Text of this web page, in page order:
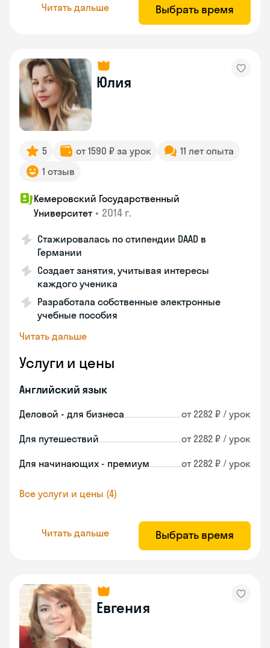
Читать дальше Выбрать время
Юлия
5 от 1590 ₽ за урок
11 лет опыта
1 отзыв
Кемеровский Государственный
Университет • 2014 г.
Стажировалась по стипендии DAAD в
Германии
Создает занятия, учитывая интересы
каждого ученика
Разработала собственные электронные
учебные пособия
Читать дальше
Услуги и цены
Английский язык
Деловой - для бизнеса от 2282 ₽ / урок
Для путешествий от 2282 ₽ / урок
Для начинающих - премиум от 2282 ₽ / урок
Все услуги и цены (4)
Читать дальше Выбрать время
Евгения